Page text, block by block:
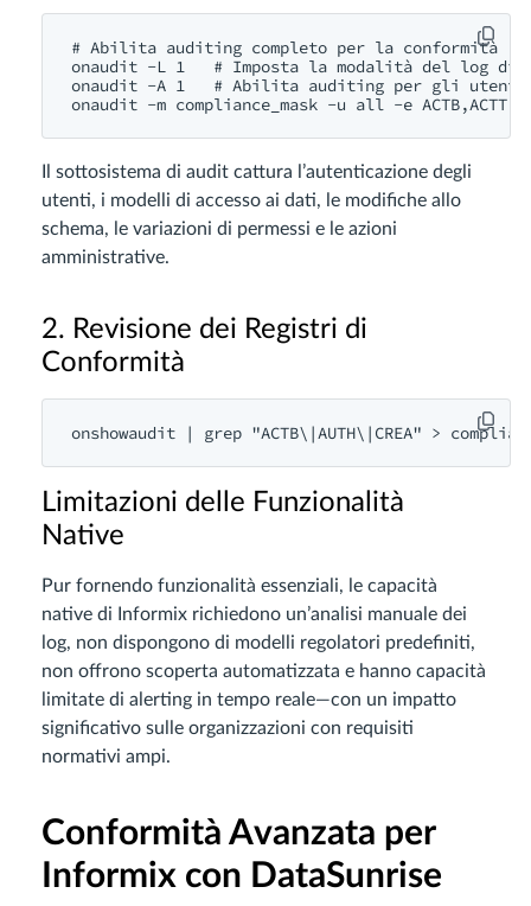
# Abilita auditing completo per la conformità
onaudit -L 1   # Imposta la modalità del log di
onaudit -A 1   # Abilita auditing per gli utenti
Il sottosistema di audit cattura l’autenticazione degli
utenti, i modelli di accesso ai dati, le modifiche allo
schema, le variazioni di permessi e le azioni
amministrative.
2. Revisione dei Registri di
Conformità
Limitazioni delle Funzionalità
Native
Pur fornendo funzionalità essenziali, le capacità
native di Informix richiedono un’analisi manuale dei
log, non dispongono di modelli regolatori predefiniti,
non offrono scoperta automatizzata e hanno capacità
limitate di alerting in tempo reale—con un impatto
significativo sulle organizzazioni con requisiti
normativi ampi.
Conformità Avanzata per
Informix con DataSunrise